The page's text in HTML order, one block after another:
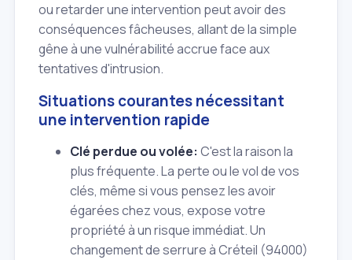
ou retarder une intervention peut avoir des
conséquences fâcheuses, allant de la simple
gêne à une vulnérabilité accrue face aux
tentatives d'intrusion.
Situations courantes nécessitant
une intervention rapide
Clé perdue ou volée: C'est la raison la
plus fréquente. La perte ou le vol de vos
clés, même si vous pensez les avoir
égarées chez vous, expose votre
propriété à un risque immédiat. Un
changement de serrure à Créteil (94000)